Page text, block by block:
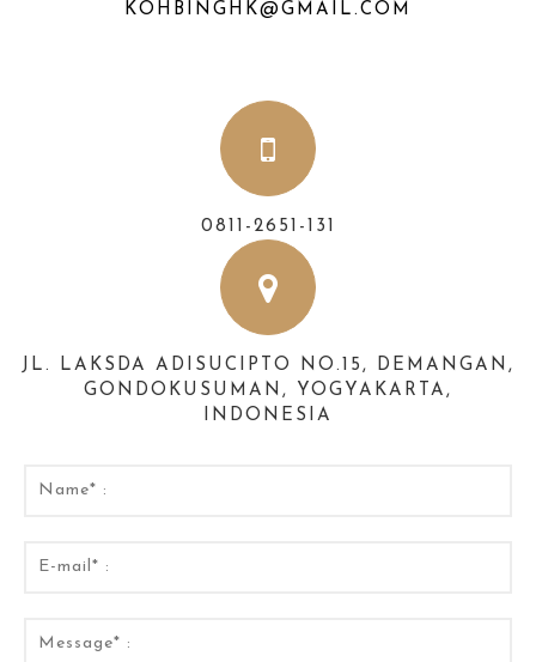
KOHBINGHK@GMAIL.COM
0811-2651-131
JL. LAKSDA ADISUCIPTO NO.15, DEMANGAN,
GONDOKUSUMAN, YOGYAKARTA,
INDONESIA